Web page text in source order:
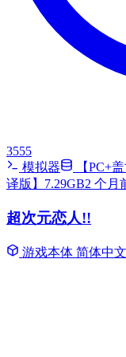
3555
模拟器
【PC+
译版】7.29GB2 个月
超次元恋人!!
游戏本体 简体中文